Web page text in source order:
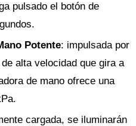
pulsado el botón de
Potente: impulsada por
alta velocidad que gira a
de mano ofrece una
cargada, se iluminarán